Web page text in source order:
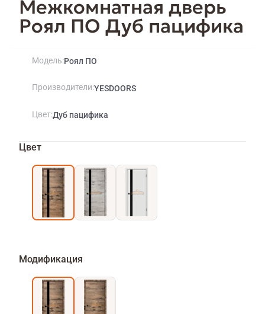
Межкомнатная дверь
Роял ПО Дуб пацифика
Модель Роял ПО
Производители YESDOORS
ЦветДуб пацифика
Цвет
Модификация